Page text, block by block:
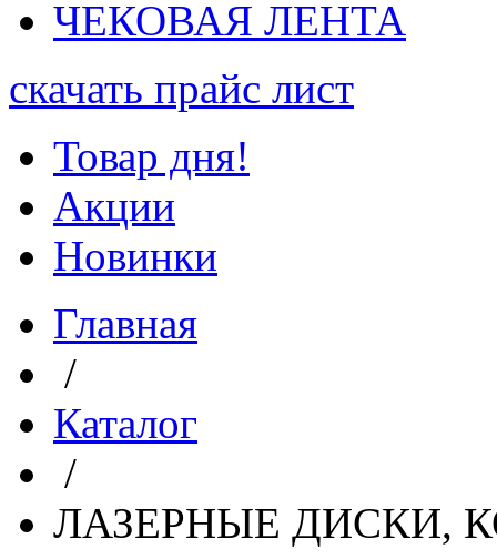
ЧЕКОВАЯ ЛЕНТА
скачать прайс лист
Товар дня!
Акции
Новинки
Главная
/
Каталог
/
ЛАЗЕРНЫЕ ДИСКИ,